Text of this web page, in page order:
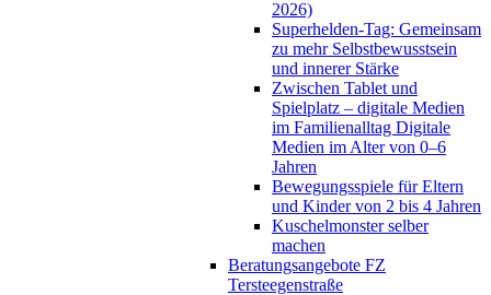
2026)
Superhelden-Tag: Gemeinsam
zu mehr Selbstbewusstsein
und innerer Stärke
Zwischen Tablet und
Spielplatz – digitale Medien
im Familienalltag Digitale
Medien im Alter von 0–6
Jahren
Bewegungsspiele für Eltern
und Kinder von 2 bis 4 Jahren
Kuschelmonster selber
machen
Beratungsangebote FZ
Tersteegenstraße